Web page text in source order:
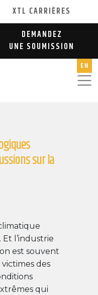
XTL CARRIÈRES
DEMANDEZ
UNE SOUMISSION
EN
sur la
Et l’industrie
est souvent
victimes des
qui